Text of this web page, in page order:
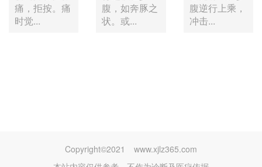
痛，拒按。痛
时觉...
腹，如奔豚之
状。或...
腹逆行上乘，
冲击...
Copyright©2021
www.xjlz365.com